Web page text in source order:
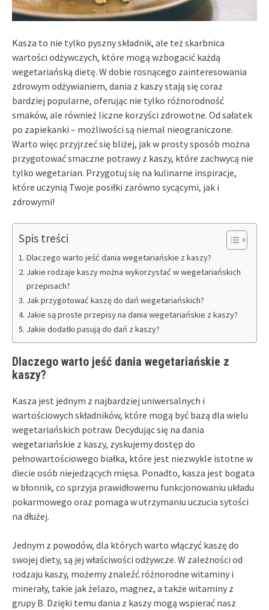
Kasza to nie tylko pyszny składnik, ale też skarbnica
wartości odżywczych, które mogą wzbogacić każdą
wegetariańską dietę. W dobie rosnącego zainteresowania
zdrowym odżywianiem, dania z kaszy stają się coraz
bardziej popularne, oferując nie tylko różnorodność
smaków, ale również liczne korzyści zdrowotne. Od sałatek
po zapiekanki – możliwości są niemal nieograniczone.
Warto więc przyjrzeć się bliżej, jak w prosty sposób można
przygotować smaczne potrawy z kaszy, które zachwycą nie
tylko wegetarian. Przygotuj się na kulinarne inspiracje,
które uczynią Twoje posiłki zarówno sycącymi, jak i
zdrowymi!
Spis treści
Dlaczego warto jeść dania wegetariańskie z kaszy?
Jakie rodzaje kaszy można wykorzystać w wegetariańskich
przepisach?
Jak przygotować kaszę do dań wegetariańskich?
Jakie są proste przepisy na dania wegetariańskie z kaszy?
Jakie dodatki pasują do dań z kaszy?
Dlaczego warto jeść dania wegetariańskie z
kaszy?
Kasza jest jednym z najbardziej uniwersalnych i
wartościowych składników, które mogą być bazą dla wielu
wegetariańskich potraw. Decydując się na dania
wegetariańskie z kaszy, zyskujemy dostęp do
pełnowartościowego białka, które jest niezwykle istotne w
diecie osób niejedzących mięsa. Ponadto, kasza jest bogata
w błonnik, co sprzyja prawidłowemu funkcjonowaniu układu
pokarmowego oraz pomaga w utrzymaniu uczucia sytości
na dłużej.
Jednym z powodów, dla których warto włączyć kaszę do
swojej diety, są jej właściwości odżywcze. W zależności od
rodzaju kaszy, możemy znaleźć różnorodne witaminy i
minerały, takie jak żelazo, magnez, a także witaminy z
grupy B. Dzięki temu dania z kaszy mogą wspierać nasz